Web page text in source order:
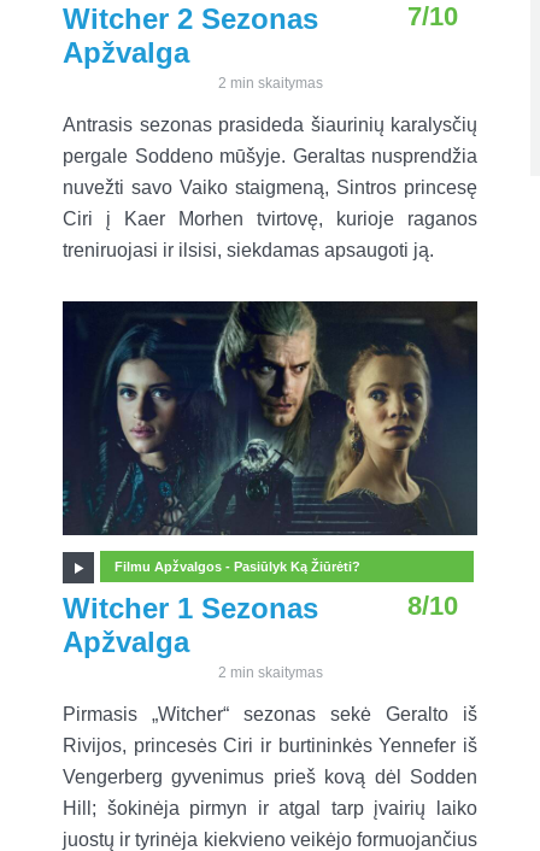
Witcher 2 Sezonas
Apžvalga
7/10
2 min skaitymas
Antrasis sezonas prasideda šiaurinių karalysčių
pergale Soddeno mūšyje. Geraltas nusprendžia
nuvežti savo Vaiko staigmeną, Sintros princesę
Ciri į Kaer Morhen tvirtovę, kurioje raganos
treniruojasi ir ilsisi, siekdamas apsaugoti ją.
Filmu Apžvalgos - Pasiūlyk Ką Žiūrėti?
Witcher 1 Sezonas
Apžvalga
8/10
2 min skaitymas
Pirmasis „Witcher“ sezonas sekė Geralto iš
Rivijos, princesės Ciri ir burtininkės Yennefer iš
Vengerberg gyvenimus prieš kovą dėl Sodden
Hill; šokinėja pirmyn ir atgal tarp įvairių laiko
juostų ir tyrinėja kiekvieno veikėjo formuojančius